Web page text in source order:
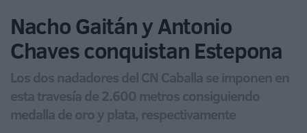
Nacho Gaitán y Antonio
Chaves conquistan Estepona
Los dos nadadores del CN Caballa se imponen en
esta travesía de 2.600 metros consiguiendo
medalla de oro y plata, respectivamente